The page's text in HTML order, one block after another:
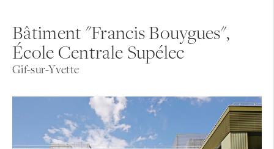
Bâtiment "Francis Bouygues",
École Centrale Supélec
Gif-sur-Yvette